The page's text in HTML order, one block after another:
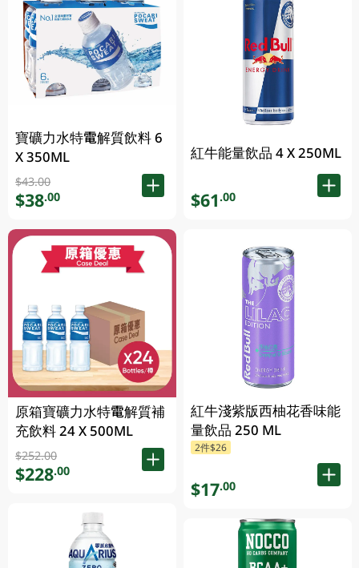
寶礦力水特電解質飲料 6
X 350ML
$43.00
$38.00
原箱寶礦力水特電解質補
充飲料 24 X 500ML
$252.00
$228.00
紅牛能量飲品 4 X 250ML
$61.00
紅牛淺紫版西柚花香味能
量飲品 250 ML
2件$26
$17.00